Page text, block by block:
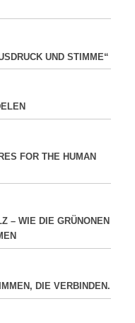
UND STIMME“
FOR THE HUMAN
– WIE DIE GRÜNONEN
DIE VERBINDEN.